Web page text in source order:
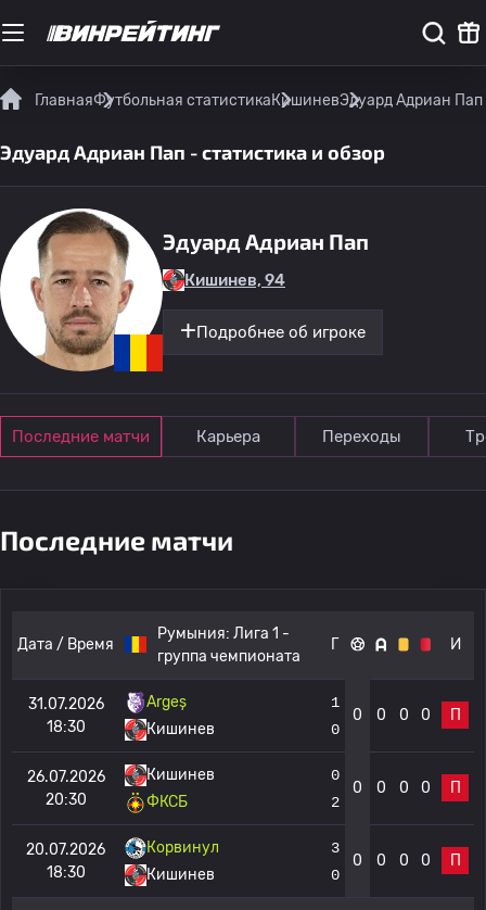
ГлавнаяФутбольная статистикаКишиневЭдуард Адриан Пап
Эдуард Адриан Пап - статистика и обзор
Эдуард Адриан Пап
Кишинев, 94
Подробнее об игроке
Последние матчи Карьера Переходы
Последние матчи
Дата / Время
Румыния: Лига 1 -
группа чемпионата
Г И
31.07.2026
18:30
Argeș
Кишинев
1
0
0 0 0 0 П
26.07.2026
20:30
Кишинев
ФКСБ
0
2
0 0 0 0 П
20.07.2026
18:30
Корвинул
Кишинев
3
0
0 0 0 0 П